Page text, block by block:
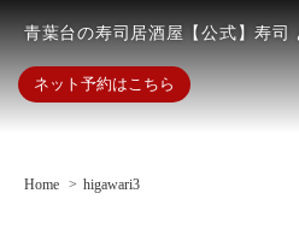
青葉台の寿司居酒屋【公式】寿司
ネット予約はこちら
Home higawari3